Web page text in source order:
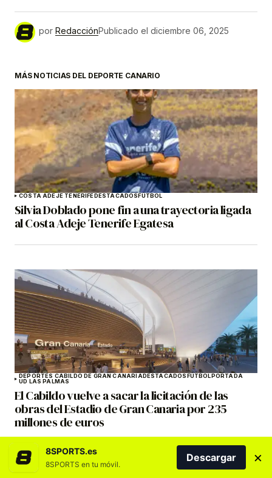
por RedacciónPublicado el diciembre 06, 2025
MÁS NOTICIAS DEL DEPORTE CANARIO
COSTA ADEJE TENERIFEDESTACADOSFÚTBOL
Silvia Doblado pone fin a una trayectoria ligada
al Costa Adeje Tenerife Egatesa
DEPORTES CABILDO DE GRAN CANARIADESTACADOSFÚTBOLPORTADA
UD LAS PALMAS
El Cabildo vuelve a sacar la licitación de las
obras del Estadio de Gran Canaria por 235
millones de euros
8SPORTS.es
8SPORTS en tu móvil.
Descargar ×